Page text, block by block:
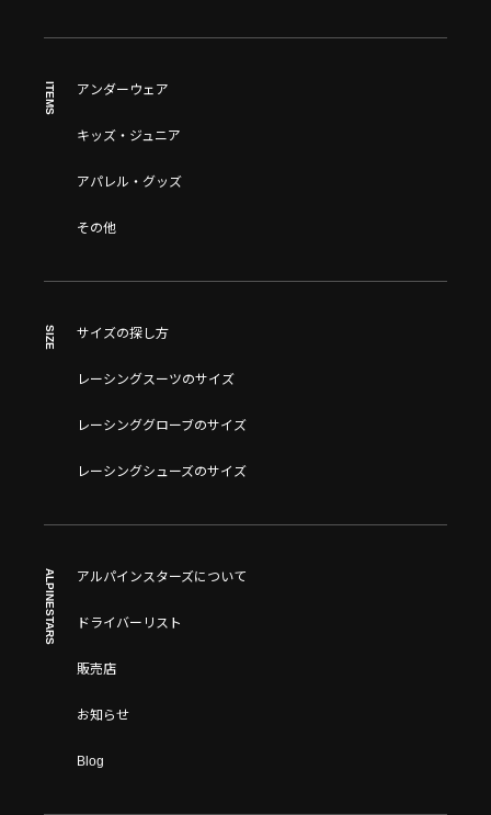
ITEMS アンダーウェア
キッズ・ジュニア
アパレル・グッズ
その他
SIZE サイズの探し方
レーシングスーツのサイズ
レーシンググローブのサイズ
レーシングシューズのサイズ
ALPINESTARS アルパインスターズについて
ドライバーリスト
販売店
お知らせ
Blog